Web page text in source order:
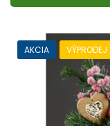
AKCIA VÝPRODEJ